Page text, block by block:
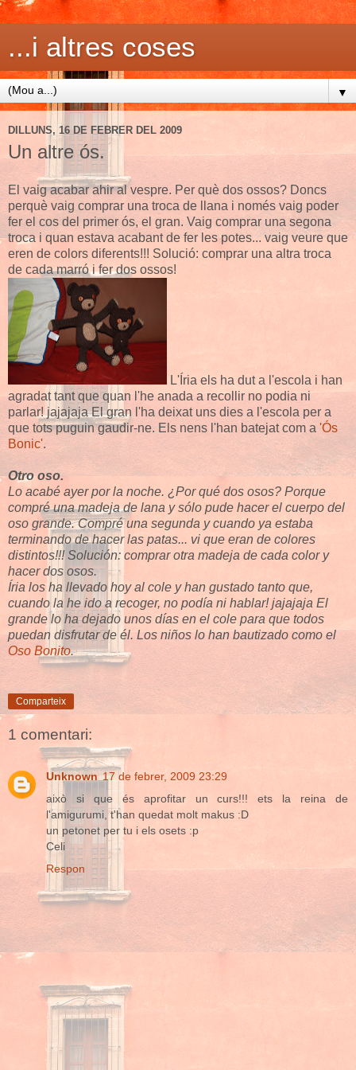
...i altres coses
▼
DILLUNS, 16 DE FEBRER DEL 2009
Un altre ós.
El vaig acabar ahir al vespre. Per què dos ossos? Doncs
perquè vaig comprar una troca de llana i només vaig poder
fer el cos del primer ós, el gran. Vaig comprar una segona
troca i quan estava acabant de fer les potes... vaig veure que
eren de colors diferents!!! Solució: comprar una altra troca
de cada marró i fer dos ossos!
L'Íria els ha dut a l'escola i han
agradat tant que quan l'he anada a recollir no podia ni
parlar! jajajaja El gran l'ha deixat uns dies a l'escola per a
que tots puguin gaudir-ne. Els nens l'han batejat com a 'Ós
Bonic'.
Otro oso.
Lo acabé ayer por la noche. ¿Por qué dos osos? Porque
compré una madeja de lana y sólo pude hacer el cuerpo del
oso grande. Compré una segunda y cuando ya estaba
terminando de hacer las patas... vi que eran de colores
distintos!!! Solución: comprar otra madeja de cada color y
hacer dos osos.
Íria los ha llevado hoy al cole y han gustado tanto que,
cuando la he ido a recoger, no podía ni hablar! jajajaja El
grande lo ha dejado unos días en el cole para que todos
puedan disfrutar de él. Los niños lo han bautizado como el
Oso Bonito.
Comparteix
1 comentari:
Unknown 17 de febrer, 2009 23:29
això si que és aprofitar un curs!!! ets la reina de
l'amigurumi, t'han quedat molt makus :D
un petonet per tu i els osets :p
Celi
Respon